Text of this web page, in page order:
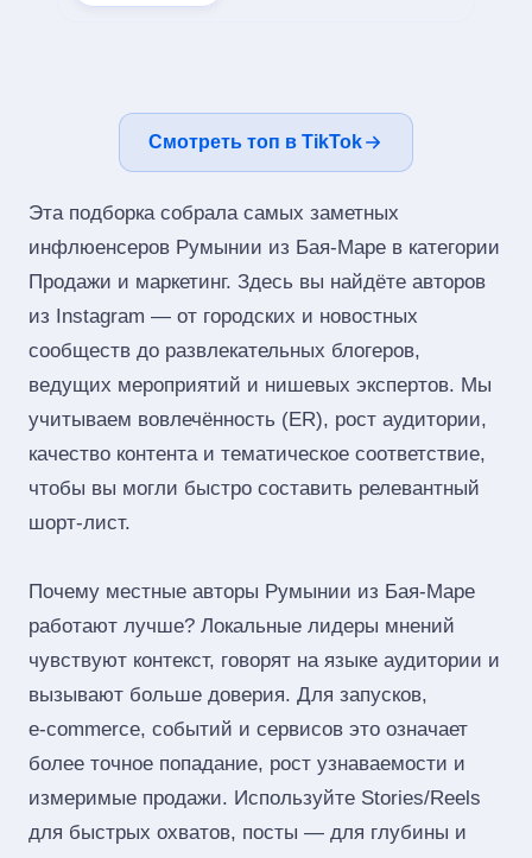
Смотреть топ в TikTok
Эта подборка собрала самых заметных
инфлюенсеров Румынии из Бая-Маре в категории
Продажи и маркетинг. Здесь вы найдёте авторов
из Instagram — от городских и новостных
сообществ до развлекательных блогеров,
ведущих мероприятий и нишевых экспертов. Мы
учитываем вовлечённость (ER), рост аудитории,
качество контента и тематическое соответствие,
чтобы вы могли быстро составить релевантный
шорт‑лист.
Почему местные авторы Румынии из Бая-Маре
работают лучше? Локальные лидеры мнений
чувствуют контекст, говорят на языке аудитории и
вызывают больше доверия. Для запусков,
e‑commerce, событий и сервисов это означает
более точное попадание, рост узнаваемости и
измеримые продажи. Используйте Stories/Reels
для быстрых охватов, посты — для глубины и